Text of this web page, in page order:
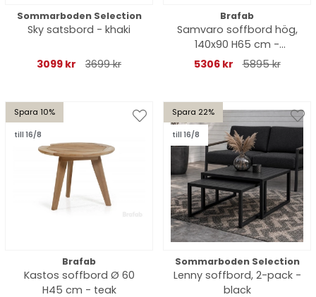
Sommarboden Selection
Sky satsbord - khaki
3099 kr 3699 kr
Brafab
Samvaro soffbord hög,
140x90 H65 cm -
khaki/glas
5306 kr 5895 kr
Spara 10%
till 16/8
Brafab
Kastos soffbord Ø 60
H45 cm - teak
Spara 22%
till 16/8
Sommarboden Selection
Lenny soffbord, 2-pack -
black